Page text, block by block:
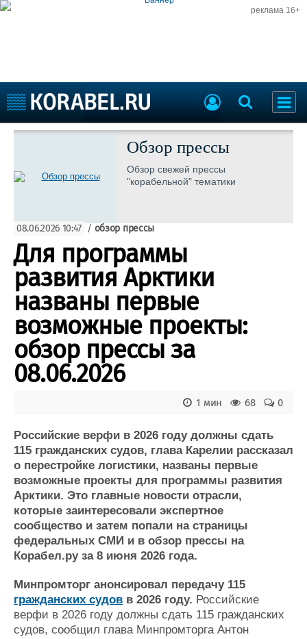
реклама 16+
Судостроение
Пресс-релизы
Образование
Яхты и катера
Еще
Судостроение
Пульс
Новости
Компании
Репутация
Работа
Крюинг
Торговая площадка
Доска объявлений
Продажа флота
Оборудование
Изделия
Материалы
Услуги
Конференции
Выставки и семинары
Личности
Словарь
Флот
Галерея флота
Форум
Отзывы
Все службы
Обзор прессы
Обзор свежей прессы
"корабельной" тематики
08.06.2026 10:47 / обзор прессы
Для программы
развития Арктики
названы первые
возможные проекты:
обзор прессы за
08.06.2026
0
68
1 мин
Российские верфи в 2026 году должны сдать
115 гражданских судов, глава Карелии рассказал
о перестройке логистики, названы первые
возможные проекты для программы развития
Арктики. Это главные новости отрасли,
которые заинтересовали экспертное
сообщество и затем попали на страницы
федеральных СМИ и в обзор прессы на
Корабел.ру за 8 июня 2026 года.
Минпромторг анонсировал передачу 115
гражданских судов в 2026 году. Российские
верфи в 2026 году должны сдать 115 гражданских
судов, сообщил глава Минпромторга Антон